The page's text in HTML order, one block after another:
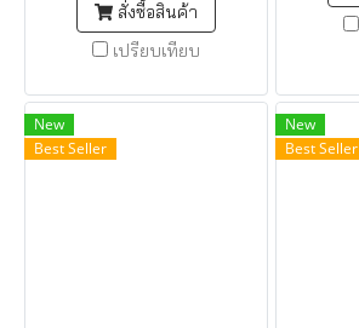
สั่งซื้อสินค้า
เปรียบเทียบ
New
Best Seller
New
Best Seller